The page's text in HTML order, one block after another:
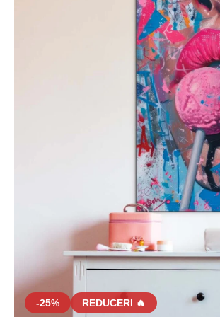
-25% REDUCERI 🔥